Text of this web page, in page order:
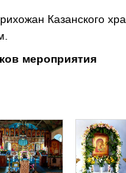
Казанского
мероприятия